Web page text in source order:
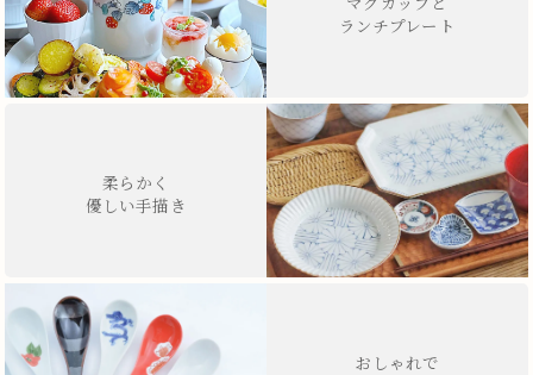
マグカップと
ランチプレート
柔らかく
優しい手描き
おしゃれで